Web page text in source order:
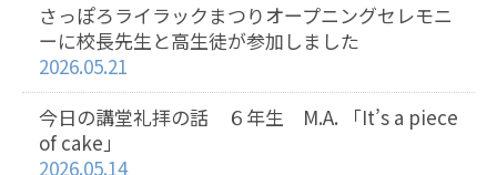
さっぽろライラックまつりオープニングセレモニ
ーに校長先生と高生徒が参加しました
2026.05.21
今日の講堂礼拝の話 ６年生 M.A. 「It’s a piece
of cake」
2026.05.14